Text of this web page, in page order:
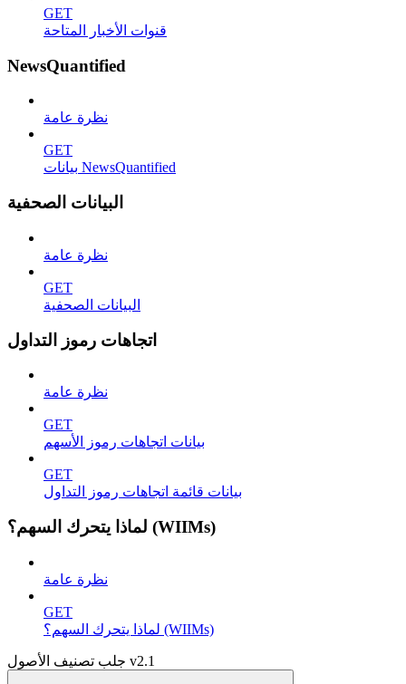
GET
قنوات الأخبار المتاحة
NewsQuantified
نظرة عامة
GET
بيانات NewsQuantified
البيانات الصحفية
نظرة عامة
GET
البيانات الصحفية
اتجاهات رموز التداول
نظرة عامة
GET
بيانات اتجاهات رموز الأسهم
GET
بيانات قائمة اتجاهات رموز التداول
لماذا يتحرك السهم؟ (WIIMs)
نظرة عامة
GET
لماذا يتحرك السهم؟ (WIIMs)
جلب تصنيف الأصول v2.1